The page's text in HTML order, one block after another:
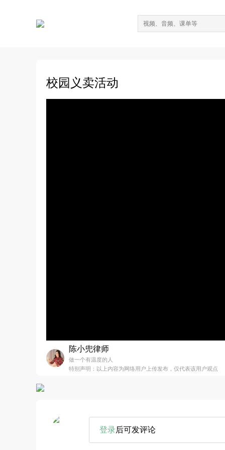
校园义卖活动
陈小兜律师
做一个有温度的人
特别声明：以上内容为网络用户上传发布，仅代表该用户观点
登录后可发评论